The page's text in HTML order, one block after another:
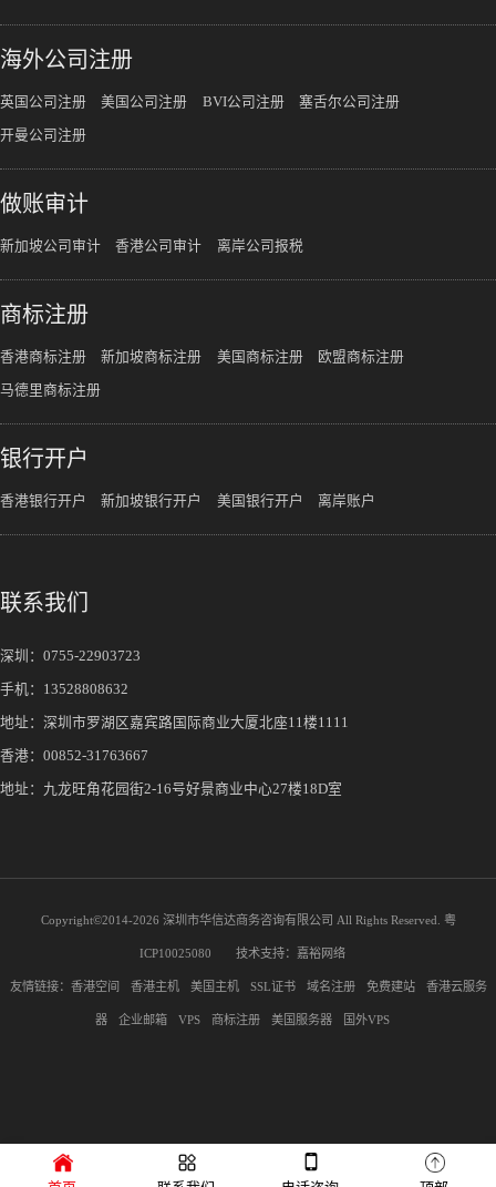
海外公司注册
英国公司注册 美国公司注册 BVI公司注册 塞舌尔公司注册
开曼公司注册
做账审计
新加坡公司审计 香港公司审计 离岸公司报税
商标注册
香港商标注册 新加坡商标注册 美国商标注册 欧盟商标注册
马德里商标注册
银行开户
香港银行开户 新加坡银行开户 美国银行开户 离岸账户
联系我们
深圳： 0755-22903723
手机： 13528808632
地址：深圳市罗湖区嘉宾路国际商业大厦北座11楼1111
香港：00852-31763667
地址：九龙旺角花园街2-16号好景商业中心27楼18D室
Copyright©2014-2026 深圳市华信达商务咨询有限公司 All Rights Reserved. 粤
ICP10025080 技术支持： 嘉裕网络
友情链接： 香港空间 香港主机 美国主机 SSL证书 域名注册 免费建站 香港云服务
器 企业邮箱 VPS 商标注册 美国服务器 国外VPS